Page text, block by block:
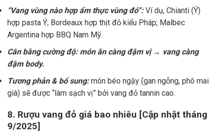
“Vang vùng nào hợp ẩm thực vùng đó”:Ví dụ, Chianti (Ý)
hợp pasta Ý; Bordeaux hợp thịt đỏ kiểu Pháp; Malbec
Argentina hợp BBQ Nam Mỹ.
Cân bằng cường độ: món ăn càng đậm vị → vang càng
đậm body.
Tương phản & bổ sung:món béo ngậy (gan ngỗng, phô mai
già) sẽ được “làm sạch vị” bởi vang đỏ tannin cao.
8. Rượu vang đỏ giá bao nhiêu [Cập nhật tháng
9/2025]